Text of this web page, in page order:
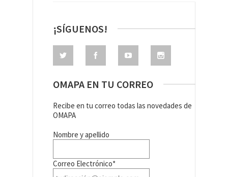
¡SÍGUENOS!
OMAPA EN TU CORREO
Recibe en tu correo todas las novedades de
OMAPA
Nombre y apellido
Correo Electrónico*